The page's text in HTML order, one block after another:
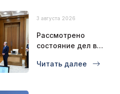
3 августа 2026
Рассмотрено
состояние дел в
отрасли
Читать далее